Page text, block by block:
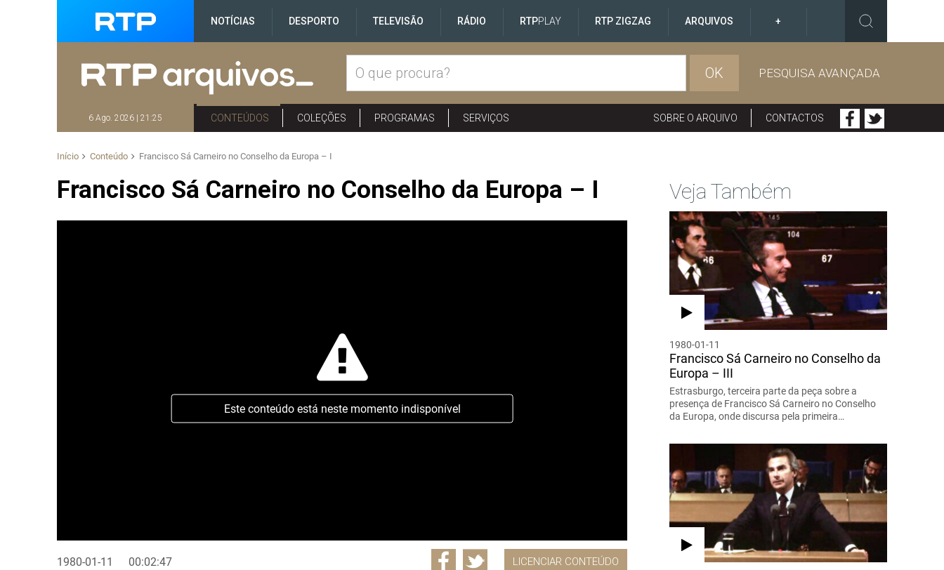
NOTÍCIAS DESPORTO TELEVISÃO RÁDIO RTPPLAY RTP ZIGZAG ARQUIVOS +
OK PESQUISA AVANÇADA
6 Ago. 2026 | 21:25 CONTEÚDOS COLEÇÕES PROGRAMAS SERVIÇOS SOBRE O ARQUIVO CONTACTOS
Início Conteúdo Francisco Sá Carneiro no Conselho da Europa – I
Francisco Sá Carneiro no Conselho da Europa – I
Este conteúdo está neste momento indisponível
1980-01-11 00:02:47 LICENCIAR CONTEÚDO
Veja Também
1980-01-11
Francisco Sá Carneiro no Conselho da
Europa – III
Estrasburgo, terceira parte da peça sobre a
presença de Francisco Sá Carneiro no Conselho
da Europa, onde discursa pela primeira…